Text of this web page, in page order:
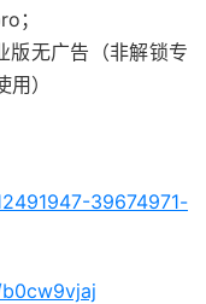
；
版无广告（非解锁专
）
39674971-